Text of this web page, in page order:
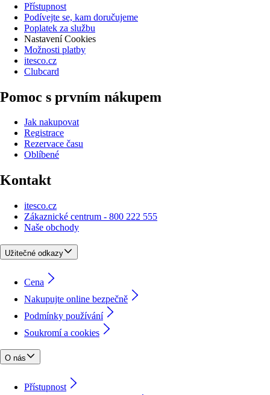
Přístupnost
Podívejte se, kam doručujeme
Poplatek za službu
Nastavení Cookies
Možnosti platby
itesco.cz
Clubcard
Pomoc s prvním nákupem
Jak nakupovat
Registrace
Rezervace času
Oblíbené
Kontakt
itesco.cz
Zákaznické centrum - 800 222 555
Naše obchody
Užitečné odkazy
Cena
Nakupujte online bezpečně
Podmínky používání
Soukromí a cookies
O nás
Přístupnost